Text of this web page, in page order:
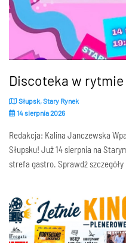
Discoteka w rytmie
Słupsk, Stary Rynek
14 sierpnia 2026
Redakcja: Kalina Janczewska
Słupsku! Już 14 sierpnia na